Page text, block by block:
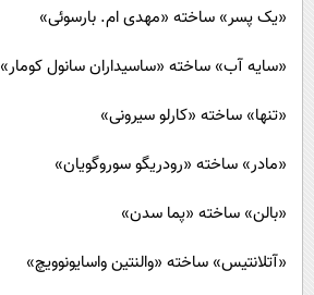
«یک پسر» ساخته «مهدی ام. بارسوئی»
«سایه آب» ساخته «ساسیداران سانول کومار»
«تنها» ساخته «کارلو سیرونی»
«مادر» ساخته «رودریگو سوروگویان»
«بالن» ساخته «پما سدن»
«آتلانتیس» ساخته «والنتین واسایونوویچ»